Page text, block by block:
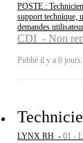
POSTE :
support technique,
demandes
CDI - Non
Publié il y a 6 jours
LYNX RH - 01 -